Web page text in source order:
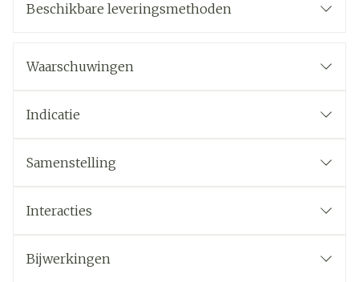
Beschikbare leveringsmethoden
Waarschuwingen
Indicatie
Samenstelling
Interacties
Bijwerkingen